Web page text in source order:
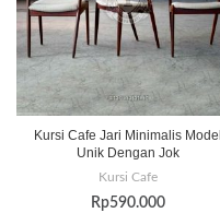
Kursi Cafe Jari Minimalis Model
Unik Dengan Jok
Kursi Cafe
Rp590.000